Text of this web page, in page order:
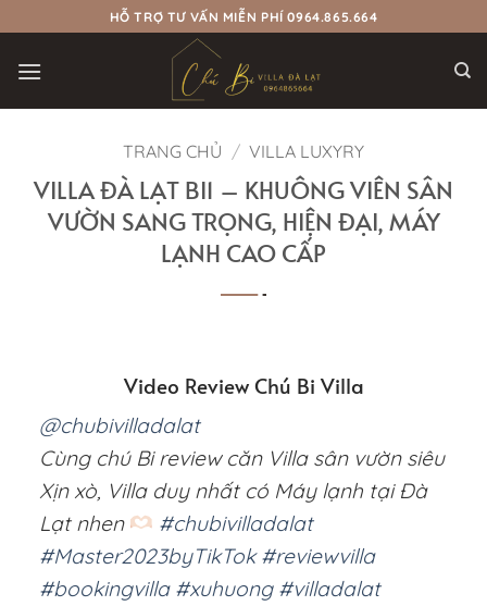
qua
nội
HỖ TRỢ TƯ VẤN MIỄN PHÍ 0964.865.664
TRANG CHỦ / VILLA LUXYRY
VILLA ĐÀ LẠT BI1 – KHUÔNG VIÊN SÂN
VƯỜN SANG TRỌNG, HIỆN ĐẠI, MÁY
LẠNH CAO CẤP
Video Review Chú Bi Villa
@chubivilladalat
Cùng chú Bi review căn Villa sân vườn siêu
Xịn xò, Villa duy nhất có Máy lạnh tại Đà
Lạt nhen
#chubivilladalat
#Master2023byTikTok #reviewvilla
#bookingvilla #xuhuong #villadalat